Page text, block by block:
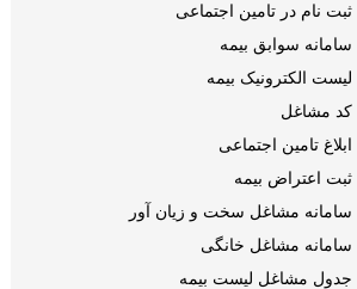
ثبت نام در تامین اجتماعی
سامانه سوابق بیمه
لیست الکترونیک بیمه
کد مشاغل
ابلاغ تامین اجتماعی
ثبت اعتراض بیمه
سامانه مشاغل سخت و زیان آور
سامانه مشاغل خانگی
جدول مشاغل لیست بیمه